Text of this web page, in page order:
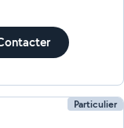
Particulier